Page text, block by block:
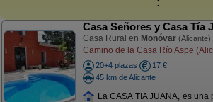
Casa Señores y Casa Tía
Casa Rural en Monóvar (Alicante)
Camino de la Casa Río Aspe
20+4 plazas
17 €
45 km de Alicante
La CASA TIA JUANA, es una